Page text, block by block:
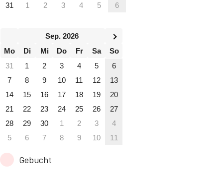
31
1 2 3 4 5 6
Sep. 2026
Mo
Di Mi Do Fr Sa
So
31
1 2 3 4 5
6
7
8 9 10 11 12
13
14
15 16 17 18 19
20
21
22 23 24 25 26
27
28
29 30 1 2 3
4
5
6 7 8 9 10 11
Gebucht